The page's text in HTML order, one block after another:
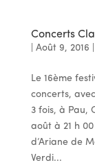
Concerts
Août 9, 2016
Le 16ème
concerts,
3 fois, à Pau,
août à 21 h
d’Ariane de
Verdi...